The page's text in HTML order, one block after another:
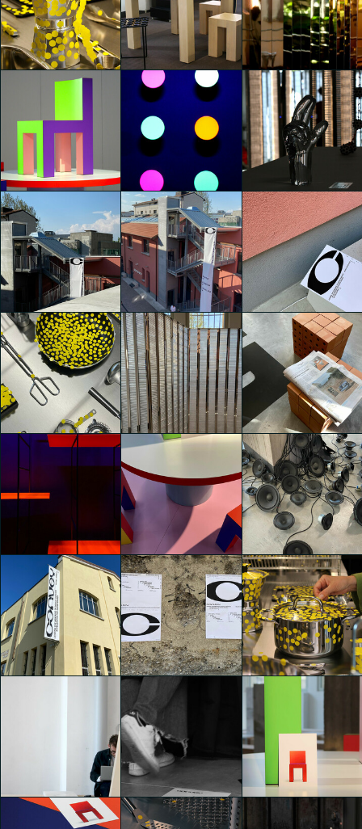
Convey
Riccardo Bertani
Convey
Riccardo Bertani
Convey
Riccardo Bertani
Melissa Vannucci
Convey
Melissa Vannucci
Convey
Melissa Vannucci
Convey
Melissa Vannucci
Convey
Melissa Vannucci
Melissa Vannucci
Convey
Chiara Branca
Convey
Chiara Branca
Convey
Chiara Branca
Chiara Branca
Chiara Branca
Convey
Chiara Branca
Convey
Chiara Branca
Convey
Chiara Branca
Convey
Chiara Branca
Convey
Chiara Branca
Arianna Martinelli